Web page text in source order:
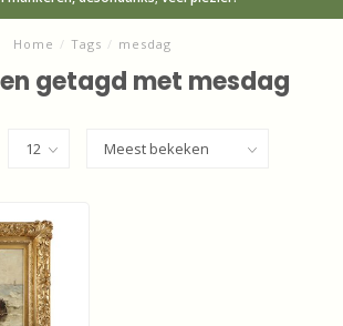
Home / Tags / mesdag
getagd met mesdag